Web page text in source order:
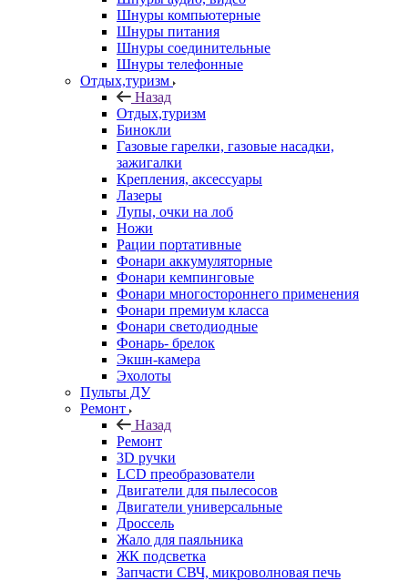
Шнуры компьютерные
Шнуры питания
Шнуры соединительные
Шнуры телефонные
Отдых,туризм
Назад
Отдых,туризм
Бинокли
Газовые гарелки, газовые насадки,
зажигалки
Крепления, аксессуары
Лазеры
Лупы, очки на лоб
Ножи
Рации портативные
Фонари аккумуляторные
Фонари кемпинговые
Фонари многостороннего применения
Фонари премиум класса
Фонари светодиодные
Фонарь- брелок
Экшн-камера
Эхолоты
Пульты ДУ
Ремонт
Назад
Ремонт
3D ручки
LCD преобразователи
Двигатели для пылесосов
Двигатели универсальные
Дроссель
Жало для паяльника
ЖК подсветка
Запчасти СВЧ, микроволновая печь